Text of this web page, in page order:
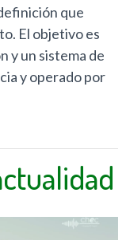
que
El objetivo es
y un sistema de
y operado por